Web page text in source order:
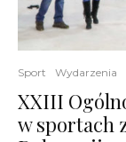
Sport Wydarzenia
XXIII
w sportach